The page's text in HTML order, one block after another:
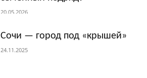
20.05.2026
Сочи — город под «крышей»
24.11.2025